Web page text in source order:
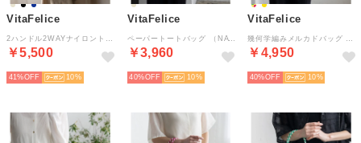
VitaFelice
￥5,500
41% 10
VitaFelice
ペーパートートバッグ （NATURAL）
￥3,960
40% 10
VitaFelice
￥4,950
40% 10